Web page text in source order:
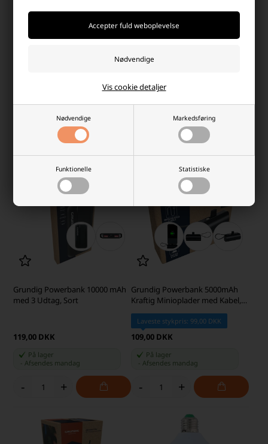
Nødvendige Markedsføring
Funktionelle Statistiske
Vis cookie detaljer
Grundig LED Solcelle Havelampe
På lager
+
Grundig Solar Havelampe D:
50,00 DKK
På lager
+
Grundig Powerbank 10000 mAh
med 3 Udtag, Sort
119,00 DKK
På lager
-Afsendes mandag
- +
Grundig Powerbank 5000mAh
Kraftig Minioplader med Kabel,
Sort
Laveste stykpris: 99,00 DKK
109,00 DKK
På lager
Afsendes mandag
- +